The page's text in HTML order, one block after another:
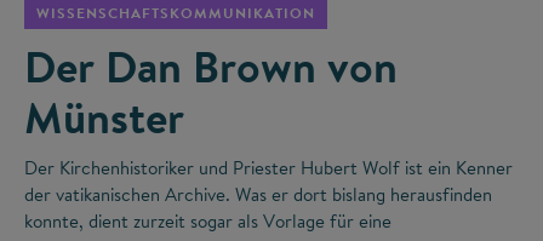
WISSENSCHAFTSKOMMUNIKATION
Der Dan Brown von
Münster
Der Kirchenhistoriker und Priester Hubert Wolf ist ein Kenner
der vatikanischen Archive. Was er dort bislang herausfinden
konnte, dient zurzeit sogar als Vorlage für eine